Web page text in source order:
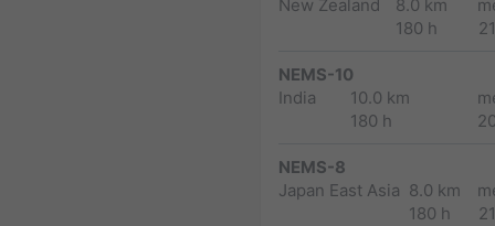
New Zealand
8.0 km
180 h
NEMS-10
India
10.0 km
180 h
NEMS-8
Japan East Asia 8.0 km
180 h